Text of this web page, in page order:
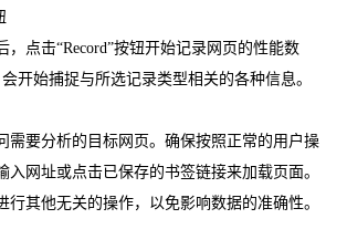
，点击“Record”按钮开始记录网页的性能数
开始捕捉与所选记录类型相关的各种信息。
需要分析的目标网页。确保按照正常的用户操
入网址或点击已保存的书签链接来加载页面。
行其他无关的操作，以免影响数据的准确性。